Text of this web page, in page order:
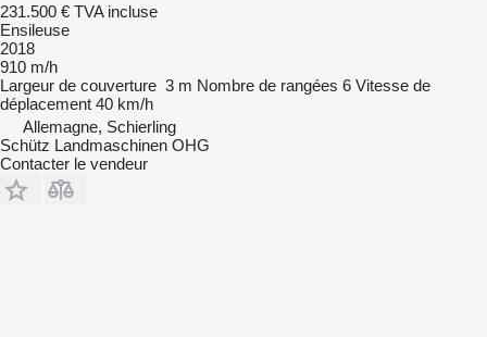
231.500 € TVA incluse
Ensileuse
2018
910 m/h
Largeur de couverture 3 m Nombre de rangées 6 Vitesse de
déplacement 40 km/h
Allemagne, Schierling
Schütz Landmaschinen OHG
Contacter le vendeur